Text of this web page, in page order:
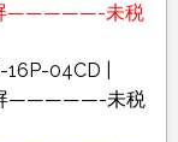
屏—————-未税
04CD |
屏—————-未税